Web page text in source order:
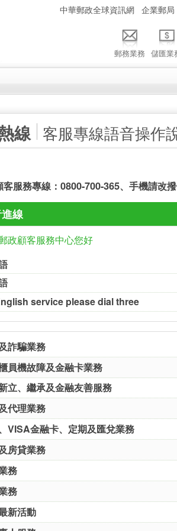
中華郵政全球資訊網 企業郵局
郵務業務 儲匯業
線 客服專線語音操作
客服務專線：0800-700-365、手機請改
線
政顧客服務中心您好
service please dial three
詐騙業務
員機故障及金融卡業務
立、繼承及金融友善服務
代理業務
VISA金融卡、定期及匯兌業務
房貸業務
務
務
新活動